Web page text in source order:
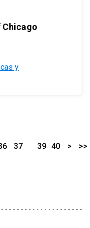
Chicago
y
37
39 40 > >>